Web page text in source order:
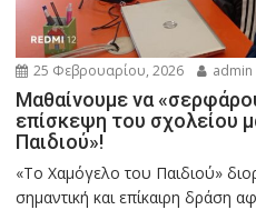
25 Φεβρουαρίου, 2026 admin
Μαθαίνουμε να
επίσκεψη του σχολείου
Παιδιού»!
«Το Χαμόγελο του Παιδιού»
σημαντική και επίκαιρη δράση